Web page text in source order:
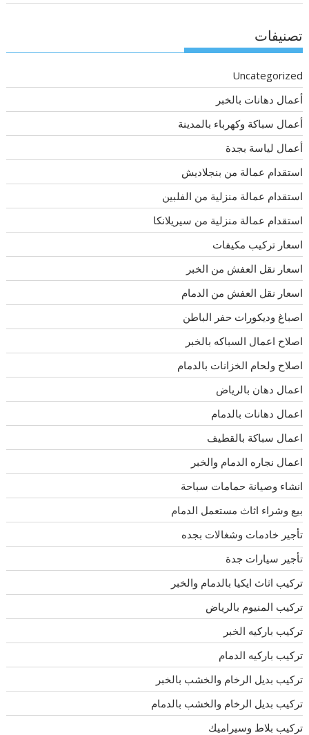
تصنيفات
Uncategorized
أعمال دهانات بالخبر
أعمال سباكة وكهرباء بالمدينة
أعمال لياسة بجدة
استقدام عمالة من بنجلاديش
استقدام عمالة منزلية من الفلبين
استقدام عمالة منزلية من سيريلانكا
اسعار تركيب مكيفات
اسعار نقل العفش من الخبر
اسعار نقل العفش من الدمام
اصباغ وديكورات حفر الباطن
اصلاح اعمال السباكه بالخبر
اصلاح ولحام الخزانات بالدمام
اعمال دهان بالرياض
اعمال دهانات بالدمام
اعمال سباكة بالقطيف
اعمال نجاره الدمام والخبر
انشاء وصيانة حمامات سباحة
بيع وشراء اثاث مستعمل الدمام
تأجير خادمات وشغالات بجده
تأجير سيارات جدة
تركيب اثاث ايكيا بالدمام والخبر
تركيب المنيوم بالرياض
تركيب باركيه الخبر
تركيب باركيه الدمام
تركيب بديل الرخام والخشب بالخبر
تركيب بديل الرخام والخشب بالدمام
تركيب بلاط وسيراميك